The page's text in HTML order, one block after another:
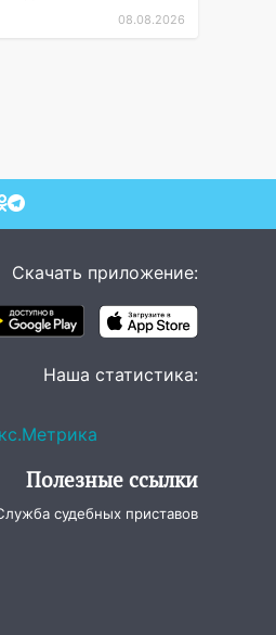
08.08.2026
Скачать приложение:
Наша статистика:
Полезные ссылки
судебных приставов